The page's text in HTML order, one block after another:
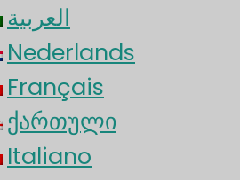
العربية
Nederlands
Français
ქართული
Italiano